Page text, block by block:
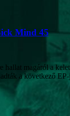
Mind 45
hallat magáról a
a következő